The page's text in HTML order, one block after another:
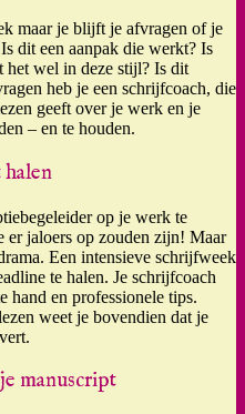
maar je blijft je afvragen of je
dit een aanpak die werkt? Is
het wel in deze stijl? Is dit
heb je een schrijfcoach, die
geeft over je werk en je
– en te houden.
op je werk te
er jaloers op zouden zijn! Maar
Een intensieve schrijfweek
te halen. Je schrijfcoach
hand en professionele tips.
weet je bovendien dat je
manuscript